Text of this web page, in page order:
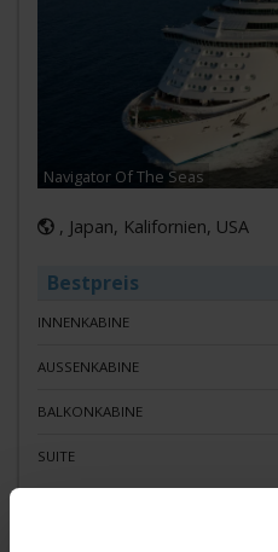
Navigator Of The Seas
, Japan, Kalifornien, USA
Bestpreis
INNENKABINE
AUSSENKABINE
BALKONKABINE
SUITE